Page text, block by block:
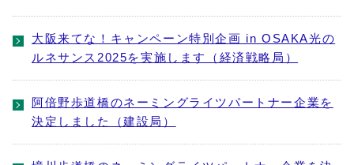
大阪来てな！キャンペーン特別企画 in OSAKA光の
ルネサンス2025を実施します（経済戦略局）
阿倍野歩道橋のネーミングライツパートナー企業を
決定しました（建設局）